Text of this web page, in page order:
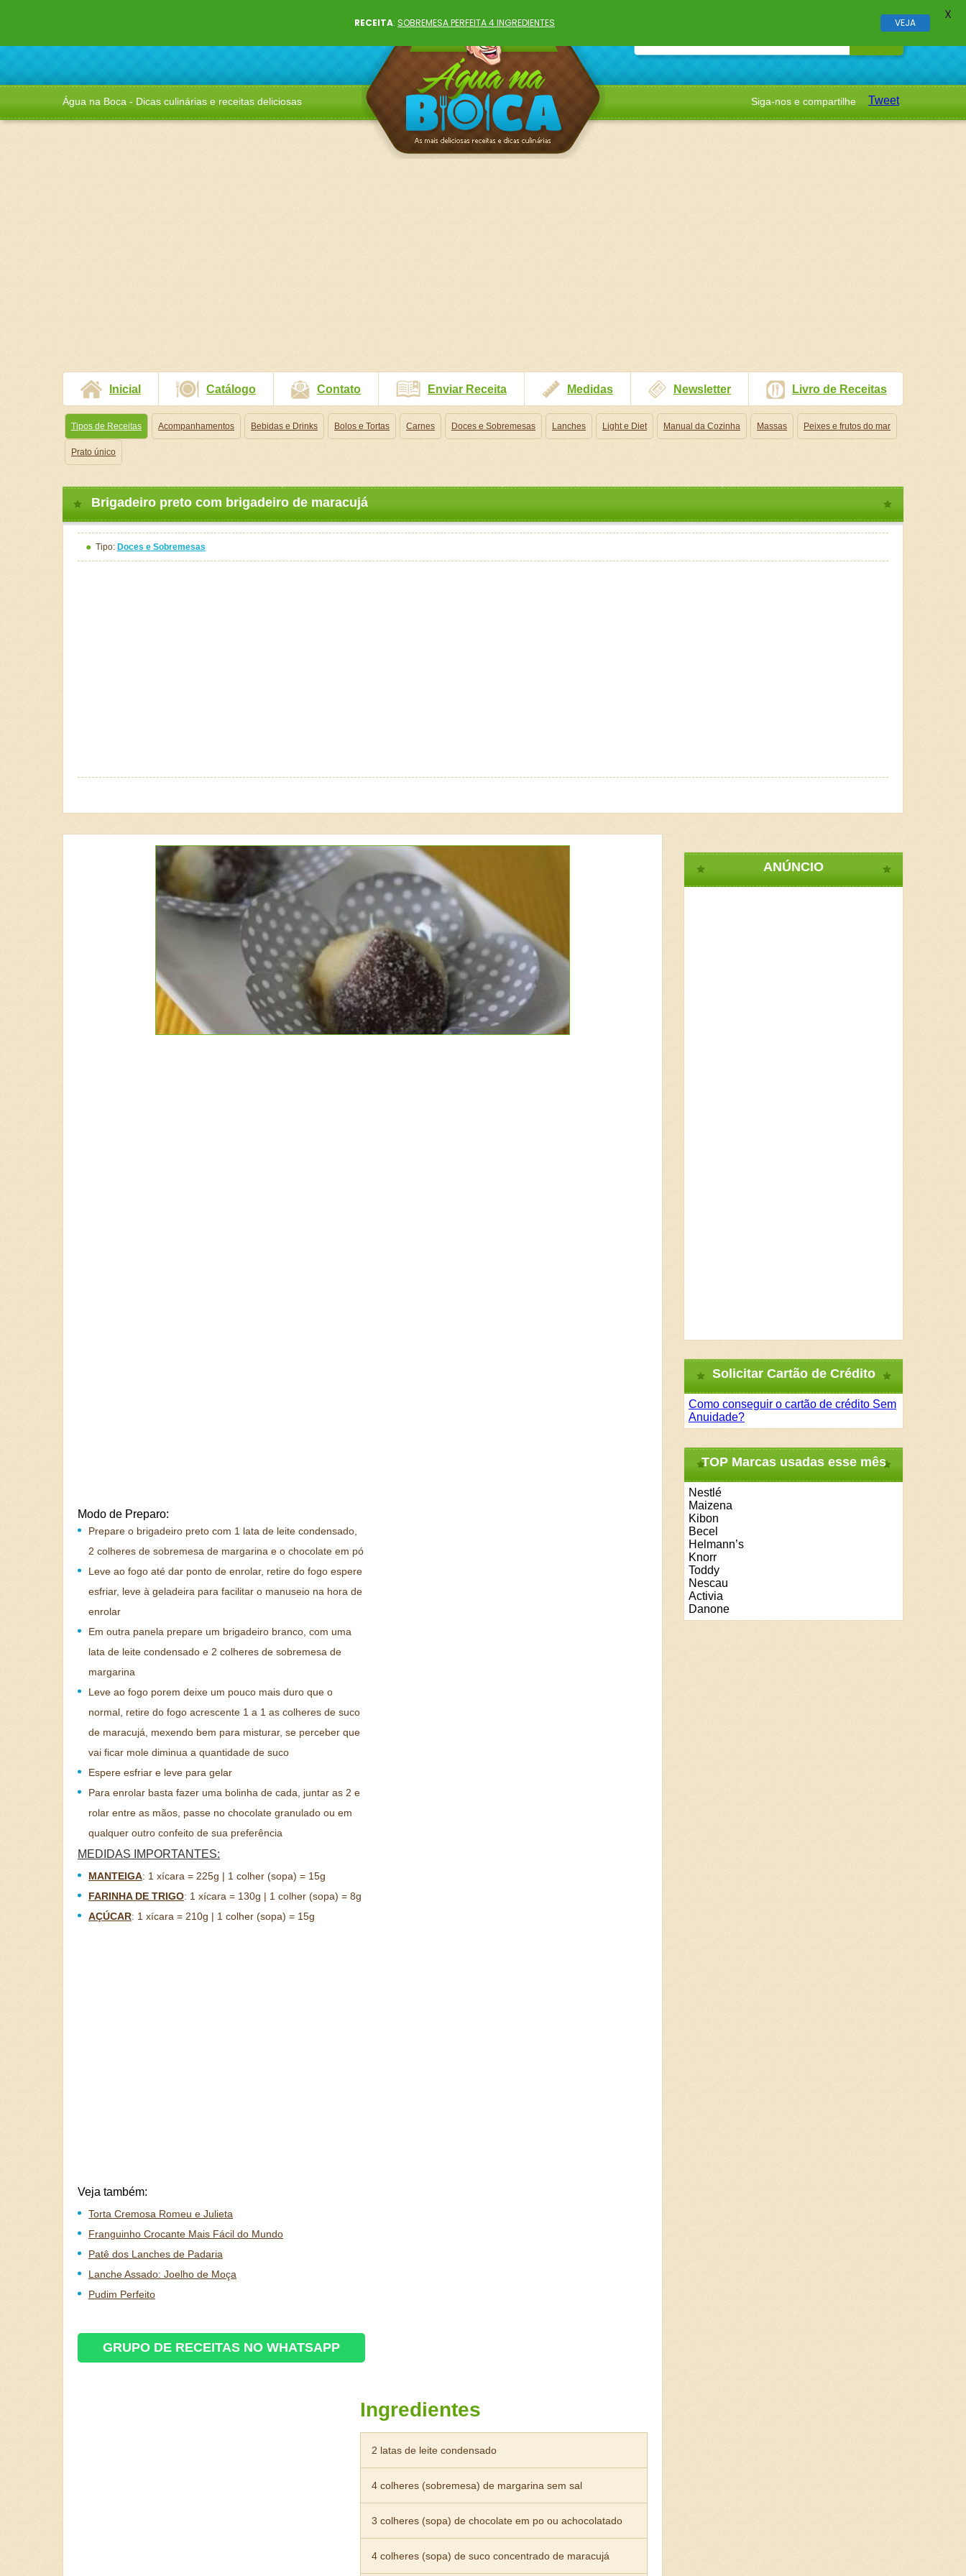
Água na Boca - Dicas culinárias e receitas deliciosas Siga-nos e compartilhe Tweet
Inicial Catálogo Contato Enviar Receita Medidas Newsletter Livro de Receitas
Tipos de Receitas Acompanhamentos Bebidas e Drinks Bolos e Tortas Carnes Doces e Sobremesas Lanches Light e Diet Manual da Cozinha Massas Peixes e frutos do mar
Prato único
Brigadeiro preto com brigadeiro de maracujá
Tipo: Doces e Sobremesas
Modo de Preparo:
Prepare o brigadeiro preto com 1 lata de leite condensado,
2 colheres de sobremesa de margarina e o chocolate em pó
Leve ao fogo até dar ponto de enrolar, retire do fogo espere
esfriar, leve à geladeira para facilitar o manuseio na hora de
enrolar
Em outra panela prepare um brigadeiro branco, com uma
lata de leite condensado e 2 colheres de sobremesa de
margarina
Leve ao fogo porem deixe um pouco mais duro que o
normal, retire do fogo acrescente 1 a 1 as colheres de suco
de maracujá, mexendo bem para misturar, se perceber que
vai ficar mole diminua a quantidade de suco
Espere esfriar e leve para gelar
Para enrolar basta fazer uma bolinha de cada, juntar as 2 e
rolar entre as mãos, passe no chocolate granulado ou em
qualquer outro confeito de sua preferência
MEDIDAS IMPORTANTES:
MANTEIGA: 1 xícara = 225g | 1 colher (sopa) = 15g
FARINHA DE TRIGO: 1 xícara = 130g | 1 colher (sopa) = 8g
AÇÚCAR: 1 xícara = 210g | 1 colher (sopa) = 15g
Veja também:
Torta Cremosa Romeu e Julieta
Franguinho Crocante Mais Fácil do Mundo
Patê dos Lanches de Padaria
Lanche Assado: Joelho de Moça
Pudim Perfeito
GRUPO DE RECEITAS NO WHATSAPP
Ingredientes
2 latas de leite condensado
4 colheres (sobremesa) de margarina sem sal
3 colheres (sopa) de chocolate em po ou achocolatado
4 colheres (sopa) de suco concentrado de maracujá
ANÚNCIO
Solicitar Cartão de Crédito
Como conseguir o cartão de crédito Sem
Anuidade?
TOP Marcas usadas esse mês
Nestlé
Maizena
Kibon
Becel
Helmann’s
Knorr
Toddy
Nescau
Activia
Danone
RECEITA: SOBREMESA PERFEITA 4 INGREDIENTES VEJA
X